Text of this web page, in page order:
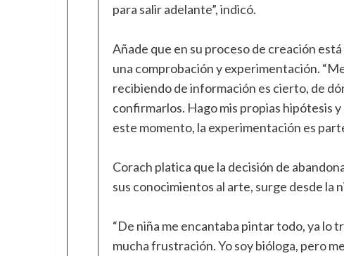
para salir adelante”, indicó.
Añade que en su proceso de creación
una comprobación y experimentación.
recibiendo de información es cierto, de
confirmarlos. Hago mis propias hipótesis
este momento, la experimentación es
Corach platica que la decisión de
sus conocimientos al arte, surge desde la
“De niña me encantaba pintar todo, ya lo
mucha frustración. Yo soy bióloga, pero